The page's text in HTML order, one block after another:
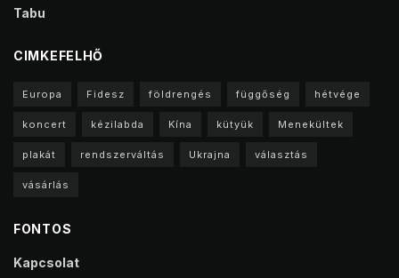
Tabu
CIMKEFELHŐ
Europa Fidesz földrengés függőség hétvége
koncert kézilabda Kína kütyük Menekültek
plakát rendszerváltás Ukrajna választás
vásárlás
FONTOS
Kapcsolat